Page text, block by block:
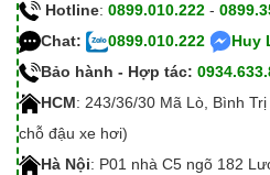
Hotline: 0899.010.222 -
Chat:
0899.010.222
Huy
Bảo hành - Hợp tác:
HCM: 243/36/30 Mã Lò, Bình
chỗ đậu xe hơi)
Hà Nội: P01 nhà C5 ngõ 182